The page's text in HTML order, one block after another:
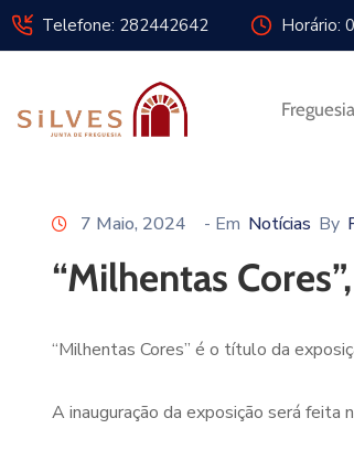
Telefone: 282442642 Horário:
Freguesia
7 Maio, 2024 - Em Notícias By
“Milhentas
“Milhentas Cores” é o título da
A inauguração da exposição será